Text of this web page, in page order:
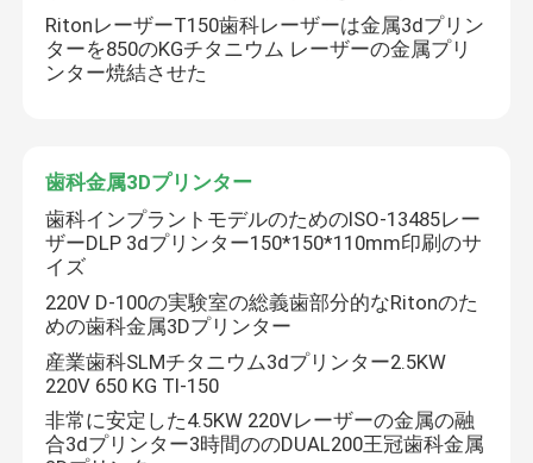
RitonレーザーT150歯科レーザーは金属3dプリン
ターを850のKGチタニウム レーザーの金属プリ
ンター焼結させた
歯科金属3Dプリンター
歯科インプラントモデルのためのISO-13485レー
ザーDLP 3dプリンター150*150*110mm印刷のサ
イズ
220V D-100の実験室の総義歯部分的なRitonのた
めの歯科金属3Dプリンター
産業歯科SLMチタニウム3dプリンター2.5KW
220V 650 KG TI-150
非常に安定した4.5KW 220Vレーザーの金属の融
合3dプリンター3時間ののDUAL200王冠歯科金属